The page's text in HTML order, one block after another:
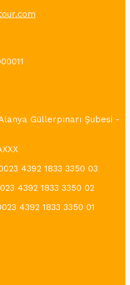
Güllerpınarı Şubesi -
4392 1833 3350 03
4392 1833 3350 02
4392 1833 3350 01